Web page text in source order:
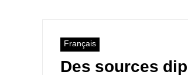
Français
Des sources